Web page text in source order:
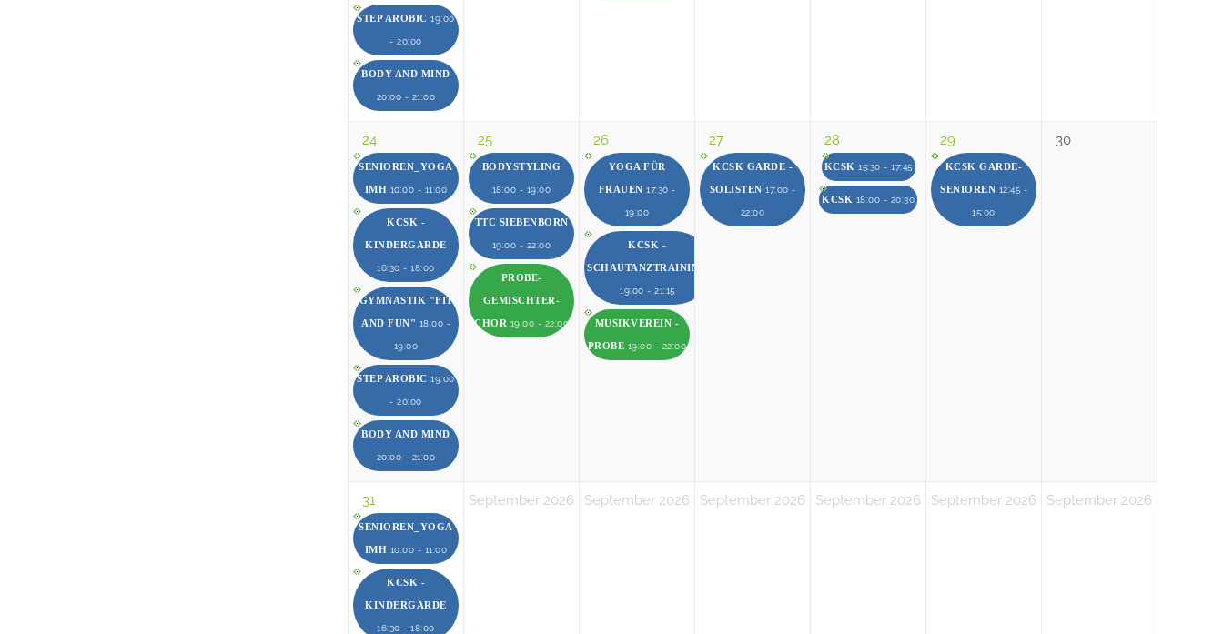
STEP AROBIC19:00
- 20:00
BODY AND MIND
20:00 - 21:00
24
SENIOREN_YOGA
IMH 10:00 - 11:00
KCSK -
KINDERGARDE
16:30 - 18:00
GYMNASTIK "FIT
AND FUN" 18:00 -
19:00
STEP AROBIC19:00
- 20:00
BODY AND MIND
20:00 - 21:00
25
BODYSTYLING
18:00 - 19:00
TTC SIEBENBORN
19:00 - 22:00
PROBE-
GEMISCHTER-
CHOR 19:00 - 22:00
26
YOGA FÜR
FRAUEN 17:30 -
19:00
KCSK -
SCHAUTANZTRAINING
19:00 - 21:15
MUSIKVEREIN -
PROBE 19:00 - 22:00
27
KCSK GARDE -
SOLISTEN 17:00 -
22:00
28
KCSK 15:30 - 17:45
KCSK 18:00 - 20:30
29
KCSK GARDE-
SENIOREN 12:45 -
15:00
30
31
SENIOREN_YOGA
IMH 10:00 - 11:00
KCSK -
KINDERGARDE
16:30 - 18:00
September 2026 September 2026 September 2026 September 2026 September 2026 September 2026